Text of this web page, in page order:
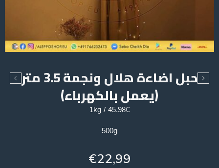
حبل اضاءة هلال ونجمة 3.5 متر
(يعمل بالكهرباء)
45.98€ / 1kg
500g
€22,99